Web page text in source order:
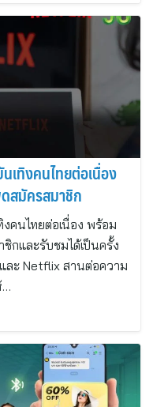
ทิงคนไทยต่อเนื่อง
สมัครสมาชิก
คนไทยต่อเนื่อง พร้อม
ชิกและรับชมได้เป็นครั้ง
และ Netflix สานต่อความ
…